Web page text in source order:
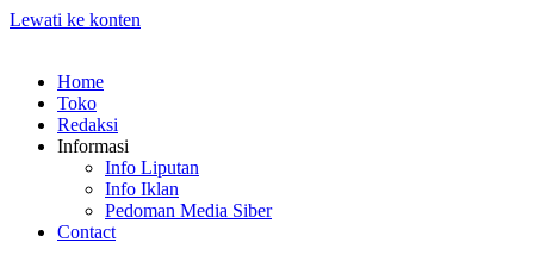
Lewati ke konten
Home
Toko
Redaksi
Informasi
Info Liputan
Info Iklan
Pedoman Media Siber
Contact